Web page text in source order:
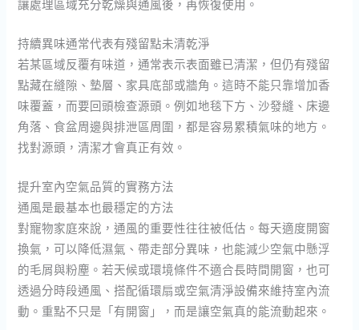
讓處理區域充分乾燥與通風後，再恢復使用。
持續異味通常代表有殘留點未清乾淨
若某區域反覆有味道，通常表示表面雖已清潔，但仍有殘留
點藏在縫隙、墊層、家具底部或牆角。這時不能只靠增加香
味覆蓋，而要回頭檢查源頭。例如地毯下方、沙發縫、床邊
角落、食盆周邊與排泄區周圍，都是容易累積氣味的地方。
找對源頭，清潔才會真正有效。
提升室內空氣品質的實務方法
通風是最基本也最穩定的方法
對寵物家庭來說，通風的重要性往往被低估。每天適度開窗
換氣，可以降低濕氣、帶走部分異味，也能減少空氣中懸浮
的毛屑與粉塵。若天候或環境條件不適合長時間開窗，也可
透過分時段通風、搭配循環扇或空氣清淨設備來維持室內流
動。重點不只是「有開窗」，而是讓空氣真的能流動起來。